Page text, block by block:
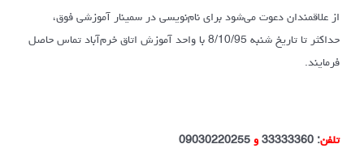
از علاقمندان دعوت می‌شود برای نام‌نویسی در سمینار آموزشی فوق،
حداکثر تا تاریخ شنبه 8/10/95 با واحد آموزش اتاق خرم‌آباد تماس حاصل
فرمایند.
تلفن:
33333360و09030220255